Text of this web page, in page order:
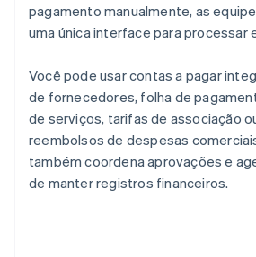
pagamento manualmente, as
uma única interface para processar
Você pode usar contas a pagar
de fornecedores, folha de
de serviços, tarifas de associação
reembolsos de despesas
também coordena aprovações e
de manter registros financeiros.